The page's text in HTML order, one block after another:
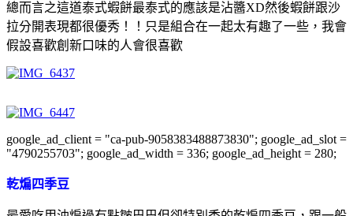
總而言之這道泰式蝦餅最泰式的應該是沾醬XD然後蝦餅跟沙
拉分開表現都很優秀！！只是組合在一起太有趣了一些，我會
假設喜歡創新口味的人會很喜歡
google_ad_client = "ca-pub-9058383488873830"; google_ad_slot =
"4790255703"; google_ad_width = 336; google_ad_height = 280;
乾煸四季豆